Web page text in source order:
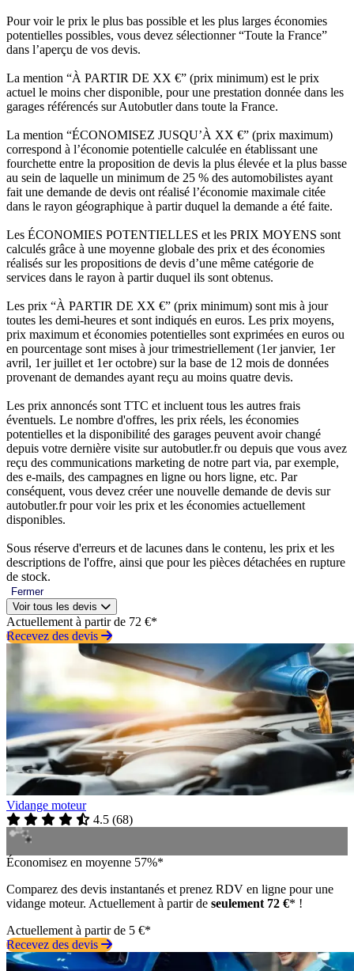
Pour voir le prix le plus bas possible et les plus larges économies
potentielles possibles, vous devez sélectionner “Toute la France”
dans l’aperçu de vos devis.
La mention “À PARTIR DE XX €” (prix minimum) est le prix
actuel le moins cher disponible, pour une prestation donnée dans les
garages référencés sur Autobutler dans toute la France.
La mention “ÉCONOMISEZ JUSQU’À XX €” (prix maximum)
correspond à l’économie potentielle calculée en établissant une
fourchette entre la proposition de devis la plus élevée et la plus basse
au sein de laquelle un minimum de 25 % des automobilistes ayant
fait une demande de devis ont réalisé l’économie maximale citée
dans le rayon géographique à partir duquel la demande a été faite.
Les ÉCONOMIES POTENTIELLES et les PRIX MOYENS sont
calculés grâce à une moyenne globale des prix et des économies
réalisés sur les propositions de devis d’une même catégorie de
services dans le rayon à partir duquel ils sont obtenus.
Les prix “À PARTIR DE XX €” (prix minimum) sont mis à jour
toutes les demi-heures et sont indiqués en euros. Les prix moyens,
prix maximum et économies potentielles sont exprimées en euros ou
en pourcentage sont mises à jour trimestriellement (1er janvier, 1er
avril, 1er juillet et 1er octobre) sur la base de 12 mois de données
provenant de demandes ayant reçu au moins quatre devis.
Les prix annoncés sont TTC et incluent tous les autres frais
éventuels. Le nombre d'offres, les prix réels, les économies
potentielles et la disponibilité des garages peuvent avoir changé
depuis votre dernière visite sur autobutler.fr ou depuis que vous avez
reçu des communications marketing de notre part via, par exemple,
des e-mails, des campagnes en ligne ou hors ligne, etc. Par
conséquent, vous devez créer une nouvelle demande de devis sur
autobutler.fr pour voir les prix et les économies actuellement
disponibles.
Sous réserve d'erreurs et de lacunes dans le contenu, les prix et les
descriptions de l'offre, ainsi que pour les pièces détachées en rupture
de stock.
Fermer
Voir tous les devis
Actuellement à partir de 72 €*
Recevez des devis
Vidange moteur
4.5 (68)
Économisez en moyenne 57%*
Comparez des devis instantanés et prenez RDV en ligne pour une
vidange moteur. Actuellement à partir de seulement 72 €* !
Actuellement à partir de 5 €*
Recevez des devis